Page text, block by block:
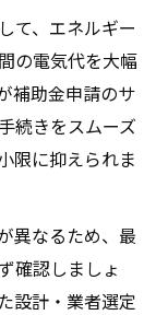
て、エネルギー
の電気代を大幅
補助金申請のサ
続きをスムーズ
限に抑えられま
異なるため、最
確認しましょ
設計・業者選定